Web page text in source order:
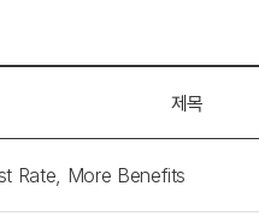
제목
Rate, More Benefits